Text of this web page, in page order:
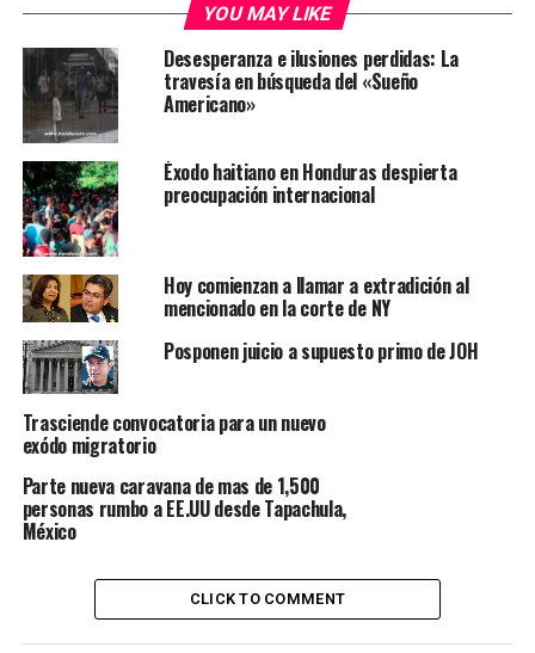
YOU MAY LIKE
Desesperanza e ilusiones perdidas: La
travesía en búsqueda del «Sueño
Americano»
Éxodo haitiano en Honduras despierta
preocupación internacional
Hoy comienzan a llamar a extradición al
mencionado en la corte de NY
Posponen juicio a supuesto primo de JOH
Trasciende convocatoria para un nuevo
exódo migratorio
Parte nueva caravana de mas de 1,500
personas rumbo a EE.UU desde Tapachula,
México
CLICK TO COMMENT